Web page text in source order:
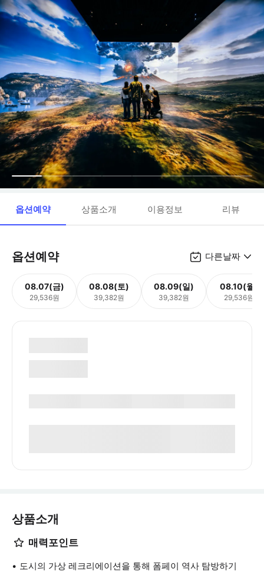
옵션예약 상품소개 이용정보 리뷰
옵션예약 다른날짜
08.07(금)
29,536원
08.08(토)
39,382원
08.09(일)
39,382원
08.10(월)
29,536원
상품소개
매력포인트
도시의 가상 레크리에이션을 통해 폼페이 역사 탐방하기